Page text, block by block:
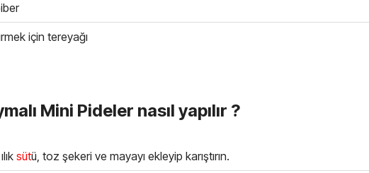
için tereyağı
Mini Pideler nasıl yapılır ?
sütü, toz şekeri ve mayayı ekleyip karıştırın.